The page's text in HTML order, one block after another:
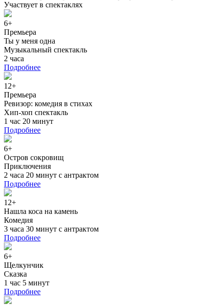
Участвует в спектаклях
6+
Премьера
Ты у меня одна
Музыкальный спектакль
2 часа
Подробнее
12+
Премьера
Ревизор: комедия в стихах
Хип-хоп спектакль
1 час 20 минут
Подробнее
6+
Остров сокровищ
Приключения
2 часа 20 минут с антрактом
Подробнее
12+
Нашла коса на камень
Комедия
3 часа 30 минут с антрактом
Подробнее
6+
Щелкунчик
Сказка
1 час 5 минут
Подробнее